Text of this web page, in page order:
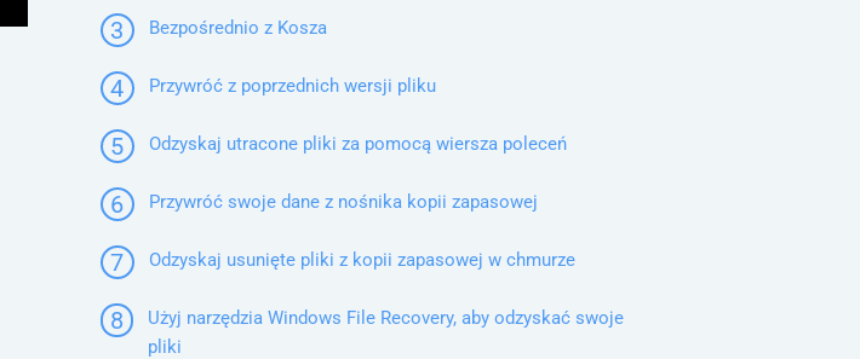
3 Bezpośrednio z Kosza
4 Przywróć z poprzednich wersji pliku
5 Odzyskaj utracone pliki za pomocą wiersza poleceń
6 Przywróć swoje dane z nośnika kopii zapasowej
7 Odzyskaj usunięte pliki z kopii zapasowej w chmurze
8
Użyj narzędzia Windows File Recovery, aby odzyskać swoje
pliki